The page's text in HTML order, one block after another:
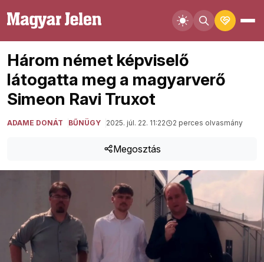
Három német képviselő
látogatta meg a magyarverő
Simeon Ravi Truxot
ADAME DONÁT BŰNÜGY 2025. júl. 22. 11:22 2 perces olvasmány
Megosztás